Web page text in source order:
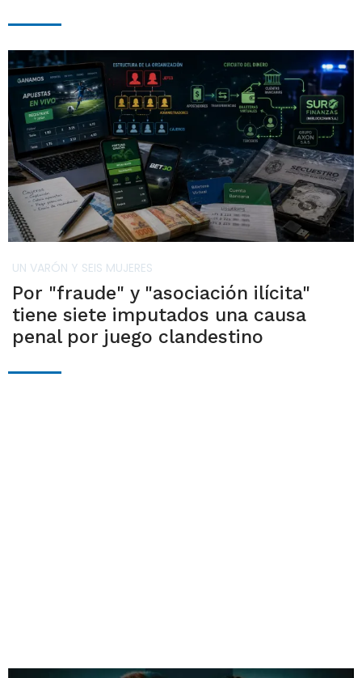
UN VARÓN Y SEIS MUJERES
Por "fraude" y "asociación ilícita"
tiene siete imputados una causa
penal por juego clandestino